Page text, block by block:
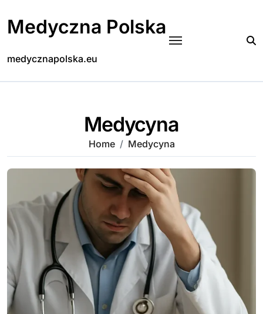
content
Medyczna Polska
medycznapolska.eu
Medycyna
Home Medycyna